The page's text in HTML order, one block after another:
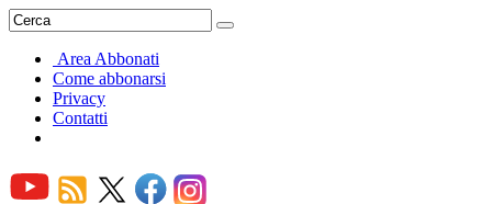
Area Abbonati
Come abbonarsi
Privacy
Contatti